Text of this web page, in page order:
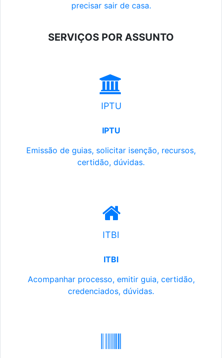
precisar sair de casa.
SERVIÇOS POR ASSUNTO
IPTU
IPTU
Emissão de guias, solicitar isenção, recursos,
certidão, dúvidas.
ITBI
ITBI
Acompanhar processo, emitir guia, certidão,
credenciados, dúvidas.